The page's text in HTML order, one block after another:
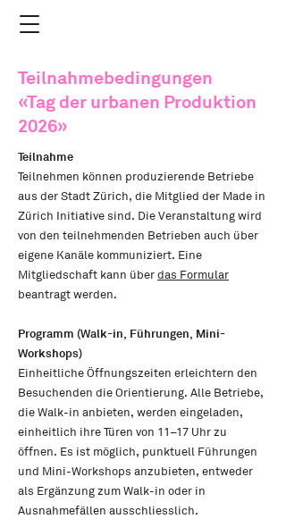
Teilnahmebedingungen
«Tag der urbanen Produktion
2026»
Teilnahme
Teilnehmen können produzierende Betriebe
aus der Stadt Zürich, die Mitglied der Made in
Zürich Initiative sind. Die Veranstaltung wird
von den teilnehmenden Betrieben auch über
eigene Kanäle kommuniziert. Eine
Mitgliedschaft kann überdas Formular
beantragt werden.
Programm (Walk-in, Führungen, Mini-
Workshops)
​Einheitliche Öffnungszeiten erleichtern den
Besuchenden die Orientierung. Alle Betriebe,
die Walk-in anbieten, werden eingeladen,
einheitlich ihre Türen von 11–17 Uhr zu
öffnen. Es ist möglich, punktuell Führungen
und Mini-Workshops anzubieten, entweder
als Ergänzung zum Walk-in oder in
Ausnahmefällen ausschliesslich.